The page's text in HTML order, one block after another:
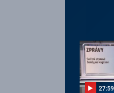
27:59